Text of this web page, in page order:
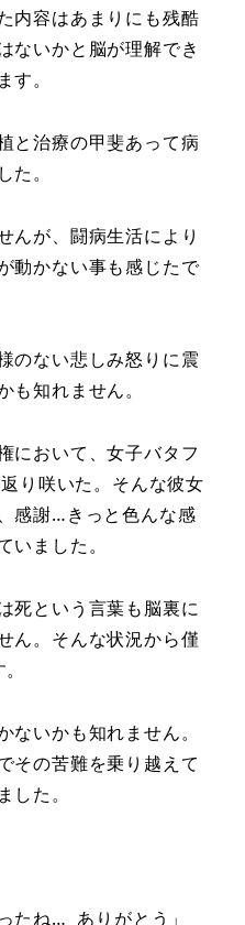
内容はあまりにも残酷
ないかと脳が理解でき
。
と治療の甲斐あって病
。
んが、闘病生活により
動かない事も感じたで
のない悲しみ怒りに震
も知れません。
において、女子バタフ
り咲いた。そんな彼女
感謝…きっと色んな感
いました。
死という言葉も脳裏に
ん。そんな状況から僅
ないかも知れません。
その苦難を乗り越えて
した。
たね… ありがとう」